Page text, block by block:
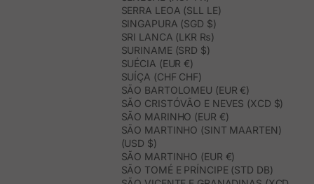
SERRA LEOA (SLL LE)
SINGAPURA (SGD $)
SRI LANCA (LKR ₨)
SURINAME (SRD $)
SUÉCIA (EUR €)
SUÍÇA (CHF CHF)
SÃO BARTOLOMEU (EUR €)
SÃO CRISTÓVÃO E NEVES (XCD $)
SÃO MARINHO (EUR €)
SÃO MARTINHO (SINT MAARTEN)
(USD $)
SÃO MARTINHO (EUR €)
SÃO TOMÉ E PRÍNCIPE (STD DB)